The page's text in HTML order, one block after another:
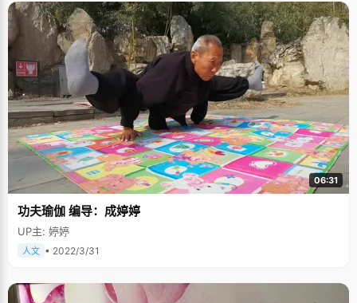
做了。"妈妈很生气，把我作业本撕了挂在屋顶，让我以后看到都会警醒自己
努力学习。"林妍纯说，从那以后，她就"爱上了学习"，养成了自觉学习的习
惯。 林妍纯说，其实妈妈私下是个很温柔的人，虽然没有很高的学历但是爱
读书，走在大街上常被人认为是老师，爱读书也是受妈妈的影响。父母对林
妍纯的教育是赏识教育，没有给她太大的压力，而是希望她尽力就好。 习惯
优秀，所以保持努力 曾经在农村的寄宿学校读书是林妍纯特别怀念的时候，
培养了她独立的性格。她特别感谢小学的启蒙老师，老师给了她很多的鼓励
和支持。谈到一直坚持努力学习，林妍纯说，除了父母和老师的教育，还有
一点是自己一直以来对自己的高要求，一开始优秀，到后来就要求自己一直
优秀，当优秀变成了一种习惯，就会催赶自己一直努力下去。
06:31
功夫瑜伽 编导：成婷婷
UP主: 婷婷
人文 • 2022/3/31